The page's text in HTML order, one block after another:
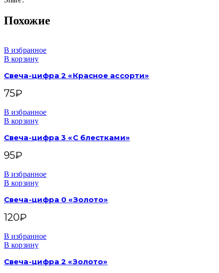
Похожие
В избранное
В корзину
Свеча-цифра 2 «Красное ассорти»
75₽
В избранное
В корзину
Свеча-цифра 3 «С блестками»
95₽
В избранное
В корзину
Свеча-цифра 0 «Золото»
120₽
В избранное
В корзину
Свеча-цифра 2 «Золото»